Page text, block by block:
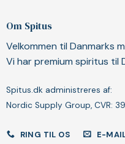
Om Spitus
Velkommen til Danmarks
Vi har premium spiritus til
Spitus.dk administreres af:
Nordic Supply Group, CVR:
RING TIL OS E-